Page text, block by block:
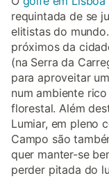
requintada de se
elitistas do
próximos da
(na Serra da
para aproveitar
num ambiente
florestal. Além
Lumiar, em pleno
Campo são
quer manter-se
perder pitada do